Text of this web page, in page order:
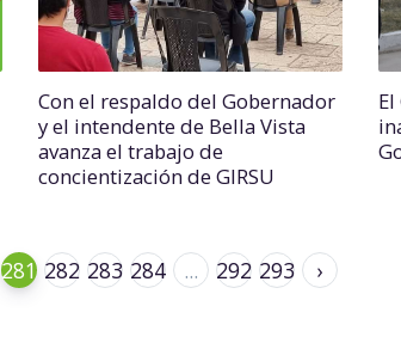
Con el respaldo del Gobernador
y el intendente de Bella Vista
avanza el trabajo de
concientización de GIRSU
281 282 283 284 ... 292 293 ›